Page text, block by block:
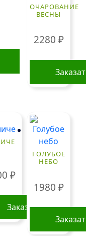
ОЧАРОВАНИЕ
ВЕСНЫ
2280 ₽
₽
Заказать
ГОЛУБОЕ
НЕБО
1980 ₽